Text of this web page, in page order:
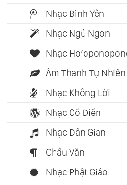
Nhạc Bình Yên
Nhạc Ngủ Ngon
Nhạc
Âm Thanh Tự Nhiên
Nhạc Không Lời
Nhạc Cổ Điển
Nhạc Dân Gian
Chầu Văn
Nhạc Phật Giáo